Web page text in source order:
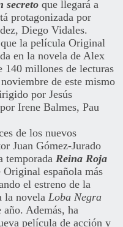
secreto que llegará a
protagonizada por
Diego Vidales.
la película Original
en la novela de Alex
140 millones de lecturas
de este mismo
por Jesús
Irene Balmes, Pau
de los nuevos
Juan Gómez-Jurado
temporada Reina Roja
española más
el estreno de la
la novela Loba Negra
año. Además, ha
película de acción y